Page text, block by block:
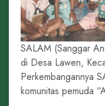
SALAM (Sanggar
di Desa Lawen,
Perkembangannya
komunitas pemuda